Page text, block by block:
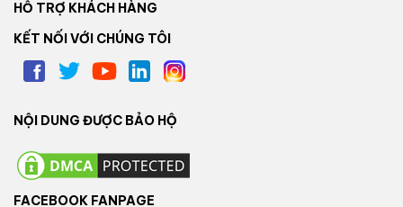
HỖ TRỢ KHÁCH HÀNG
KẾT NỐI VỚI CHÚNG TÔI
NỘI DUNG ĐƯỢC BẢO HỘ
FACEBOOK FANPAGE